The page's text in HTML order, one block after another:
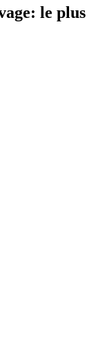
le plus